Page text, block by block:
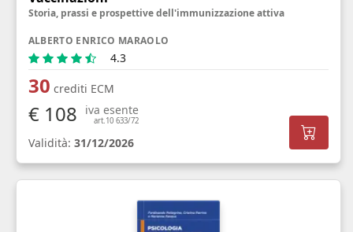
Storia, prassi e prospettive dell'immunizzazione attiva
ALBERTO ENRICO MARAOLO
4.3
30 crediti ECM
€ 108 iva esente
art.10 633/72
Validità: 31/12/2026